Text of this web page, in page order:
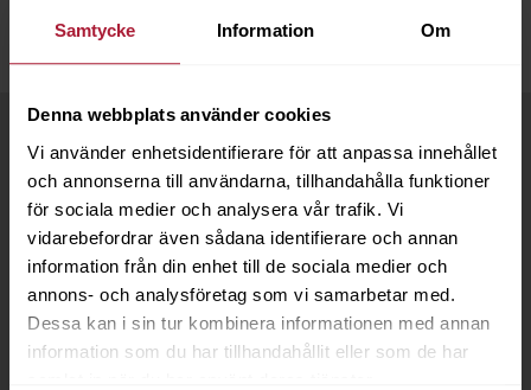
Samtycke Information Om
Denna webbplats använder cookies
Vi använder enhetsidentifierare för att anpassa innehållet
och annonserna till användarna, tillhandahålla funktioner
för sociala medier och analysera vår trafik. Vi
vidarebefordrar även sådana identifierare och annan
information från din enhet till de sociala medier och
annons- och analysföretag som vi samarbetar med.
Dessa kan i sin tur kombinera informationen med annan
information som du har tillhandahållit eller som de har
Som kund hos OC Oscarson har du flera fördelar:
Snabba leveranser